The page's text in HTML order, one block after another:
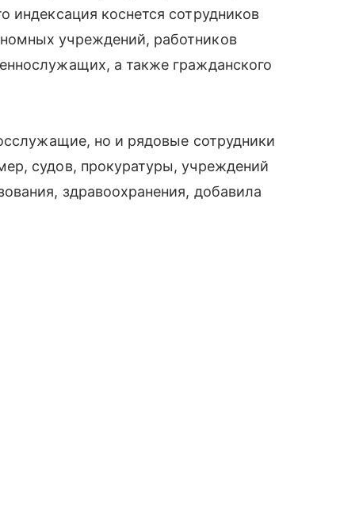
индексация коснется сотрудников
учреждений, работников
а также гражданского
но и рядовые сотрудники
судов, прокуратуры, учреждений
здравоохранения, добавила